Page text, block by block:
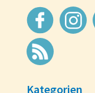
Kategorien